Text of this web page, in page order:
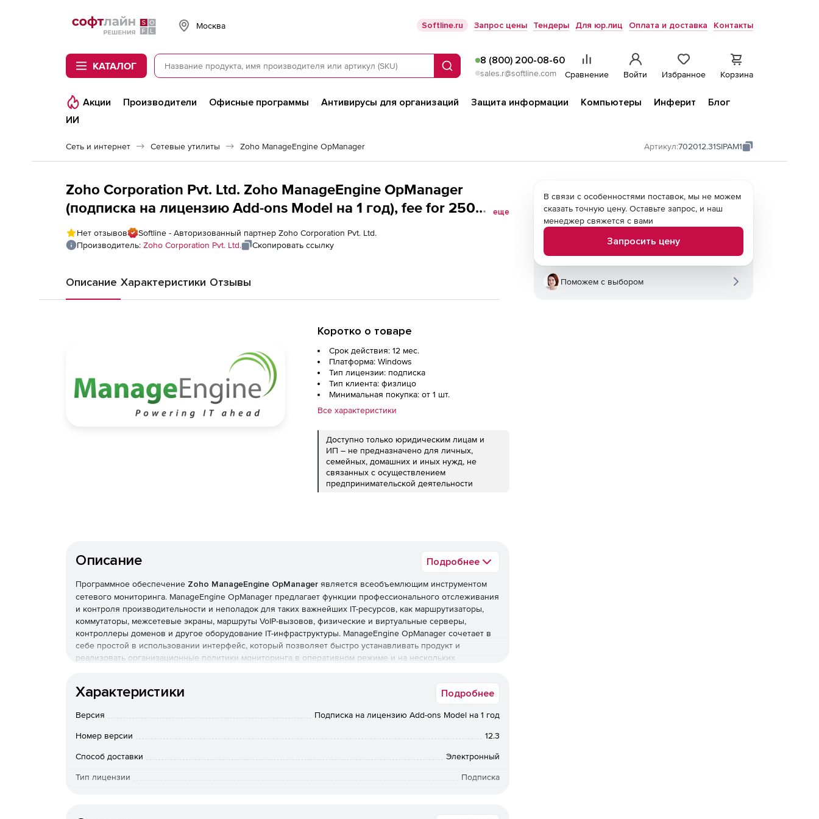
Softline
Москва Softline.ru Запрос цены Тендеры Для юр.лиц Оплата и доставка Контакты
КАТАЛОГ Поиск
8 (800) 200-08-60
sales.r@softline.com Сравнение Войти Избранное Корзина
Акции Производители Офисные программы Антивирусы для организаций Защита информации Компьютеры Инферит
Блог
ИИ
Сеть и интернет Сетевые утилиты Zoho ManageEngine OpManager Артикул:702012.31SIPAM1
Zoho Corporation Pvt. Ltd. Zoho ManageEngine OpManager
(подписка на лицензию Add-ons Model на 1 год), fee for 250
Used Switch Ports in SPM and 250 Used IP Addresses in IPAM
еще
Нет отзывов
Softline - Авторизованный партнер Zoho Corporation Pvt. Ltd.
Производитель: Zoho Corporation Pvt. Ltd. Скопировать ссылку
Описание Характеристики Отзывы
Коротко о товаре
Срок действия: 12 мес.
Платформа: Windows
Тип лицензии: подписка
Тип клиента: физлицо
Минимальная покупка: от 1 шт.
Все характеристики
Доступно только юридическим лицам и
ИП – не предназначено для личных,
семейных, домашних и иных нужд, не
связанных с осуществлением
предпринимательской деятельности
Описание Подробнее
Программное обеспечение Zoho ManageEngine OpManager является всеобъемлющим инструментом
сетевого мониторинга. ManageEngine OpManager предлагает функции профессионального отслеживания
и контроля производительности и неполадок для таких важнейших IT-ресурсов, как маршрутизаторы,
коммутаторы, межсетевые экраны, маршруты VoIP-вызовов, физические и виртуальные серверы,
контроллеры доменов и другое оборудование IT-инфраструктуры. ManageEngine OpManager сочетает в
себе простой в использовании интерфейс, который позволяет быстро устанавливать продукт и
реализовать организационные политики мониторинга в оперативном режиме и на нескольких
управление конфигурациями маршрутизаторов, коммутаторов, межсетевых экранов, WAN-
Гранулированное отображение данных о сетях Cisco.
Характеристики Подробнее
Версия Подписка на лицензию Add-ons Model на 1 год
Номер версии 12.3
Способ доставки Электронный
Тип лицензии Подписка
В связи с особенностями поставок, мы не можем
сказать точную цену. Оставьте запрос, и наш
менеджер свяжется с вами
Запросить цену
Поможем с выбором